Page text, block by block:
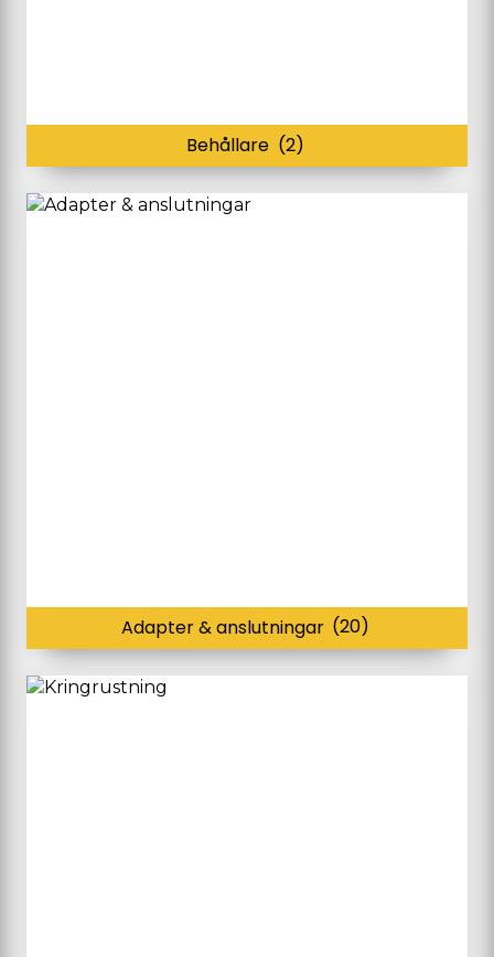
Behållare (2)
Adapter & anslutningar (20)